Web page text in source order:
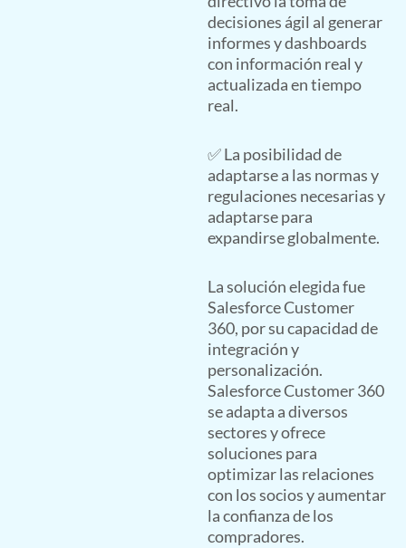
decisiones ágil al generar
informes y dashboards
con información real y
actualizada en tiempo
real.
✅ La posibilidad de
adaptarse a las normas y
regulaciones necesarias y
adaptarse para
expandirse globalmente.
La solución elegida fue
Salesforce Customer
360, por su capacidad de
integración y
personalización.
Salesforce Customer 360
se adapta a diversos
sectores y ofrece
soluciones para
optimizar las relaciones
con los socios y aumentar
la confianza de los
compradores.